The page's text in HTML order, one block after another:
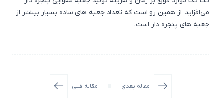
می‌افزاید. از همین رو است که تعداد جعبه های ساده بسیار بیشتر از
جعبه های پنجره دار است.
مقاله بعدی مقاله قبلی